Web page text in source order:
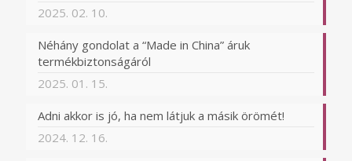
2025. 02. 10.
Néhány gondolat a “Made in China” áruk
termékbiztonságáról
2025. 01. 15.
Adni akkor is jó, ha nem látjuk a másik örömét!
2024. 12. 16.